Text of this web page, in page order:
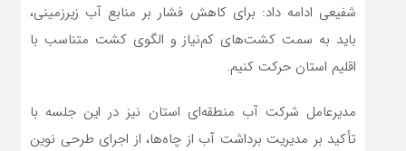
شفیعی ادامه داد: برای کاهش فشار بر منابع آب زیرزمینی،
باید به سمت کشت‌های کم‌نیاز و الگوی کشت متناسب با
اقلیم استان حرکت کنیم.
مدیرعامل شرکت آب منطقه‌ای استان نیز در این جلسه با
تأکید بر مدیریت برداشت آب از چاه‌ها، از اجرای طرحی نوین